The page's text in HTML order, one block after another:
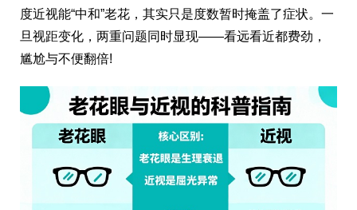
度近视能“中和”老花，其实只是度数暂时掩盖了症状。一
旦视距变化，两重问题同时显现——看远看近都费劲，
尴尬与不便翻倍!